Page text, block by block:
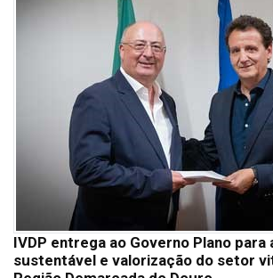
IVDP entrega ao Governo Plano para
sustentável e valorização do setor